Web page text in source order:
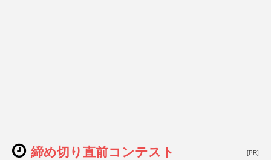
締め切り直前コンテスト [PR]